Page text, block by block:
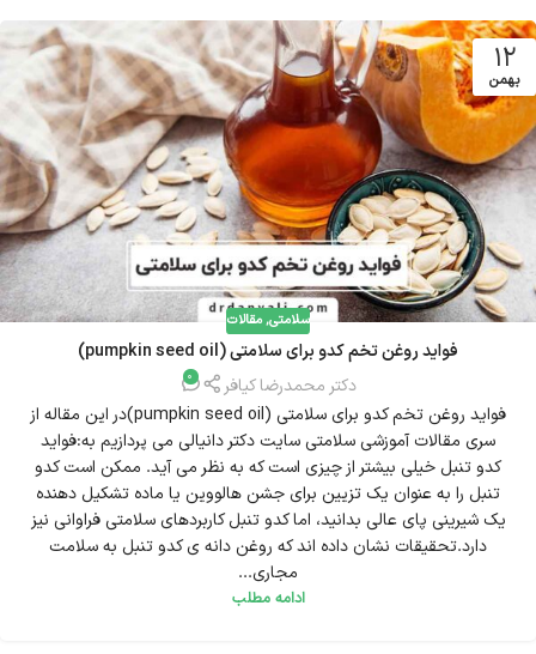
12
بهمن
سلامتی,مقالات
فواید روغن تخم کدو برای سلامتی (pumpkin seed oil)
دکتر محمدرضا کیافر
0
فواید روغن تخم کدو برای سلامتی (pumpkin seed oil)در این مقاله از
سری مقالات آموزشی سلامتی سایت دکتر دانیالی می پردازیم به:فواید
کدو تنبل خیلی بیشتر از چیزی است که به نظر می آید. ممکن است کدو
تنبل را به عنوان یک تزیین برای جشن هالووین یا ماده تشکیل دهنده
یک شیرینی پای عالی بدانید، اما کدو تنبل کاربردهای سلامتی فراوانی نیز
دارد.تحقیقات نشان داده اند که روغن دانه ی کدو تنبل به سلامت
مجاری...
ادامه مطلب